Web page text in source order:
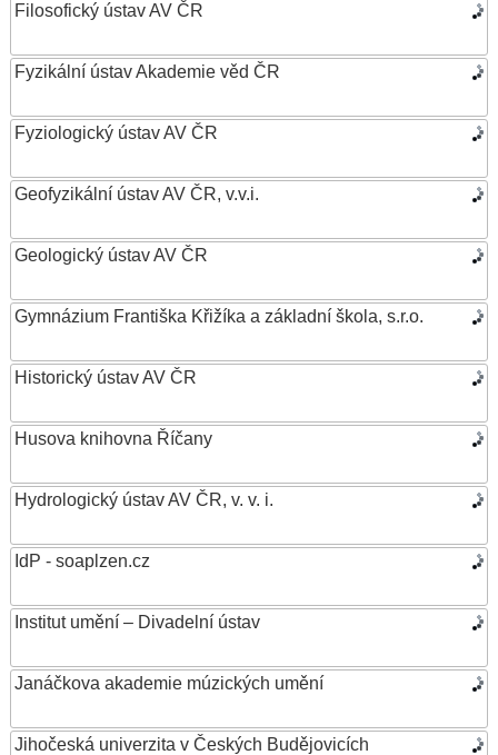
Filosofický ústav AV ČR
Fyzikální ústav Akademie věd ČR
Fyziologický ústav AV ČR
Geofyzikální ústav AV ČR, v.v.i.
Geologický ústav AV ČR
Gymnázium Františka Křižíka a základní škola, s.r.o.
Historický ústav AV ČR
Husova knihovna Říčany
Hydrologický ústav AV ČR, v. v. i.
IdP - soaplzen.cz
Institut umění – Divadelní ústav
Janáčkova akademie múzických umění
Jihočeská univerzita v Českých Budějovicích